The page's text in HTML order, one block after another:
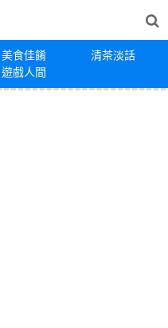
美食佳餚
清茶淡話
遊戲人間